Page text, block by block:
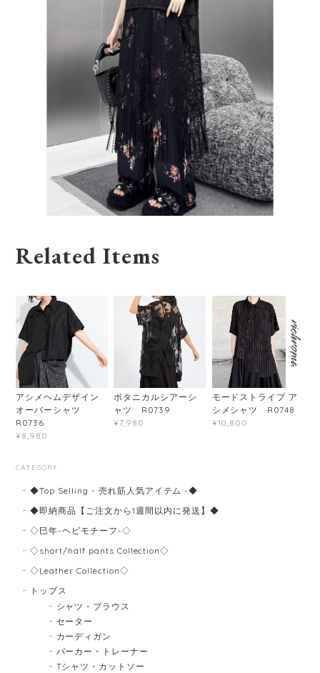
Related Items
アシメヘムデザイン
オーバーシャツ
R0736
¥8,980
ボタニカルシアーシ
ャツ R0739
¥7,980
モードストライプ ア
シメシャツ R0748
¥10,800
CATEGORY
◆Top Selling - 売れ筋人気アイテム -◆
◆即納商品【ご注文から1週間以内に発送】◆
◇巳年-ヘビモチーフ-◇
◇short/half pants Collection◇
◇Leather Collection◇
トップス
シャツ・ブラウス
セーター
カーディガン
パーカー・トレーナー
Tシャツ・カットソー